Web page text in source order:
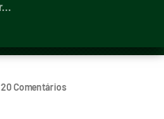
20 Comentários